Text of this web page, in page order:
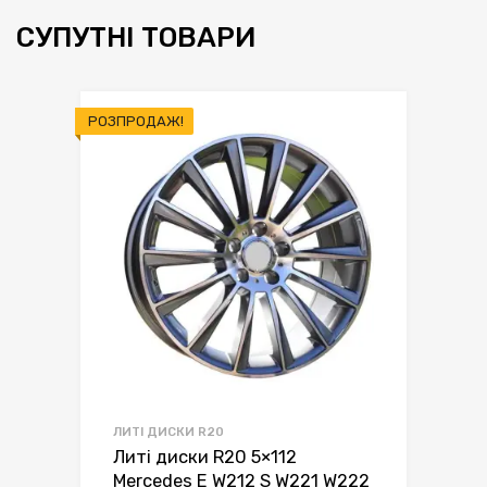
СУПУТНІ ТОВАРИ
РОЗПРОДАЖ!
ЛИТІ ДИСКИ R20
Литі диски R20 5×112
Mercedes E W212 S W221 W222